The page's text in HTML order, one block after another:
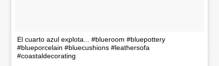
El cuarto azul explota... #blueroom #bluepottery
#blueporcelain #bluecushions #leathersofa
#coastaldecorating